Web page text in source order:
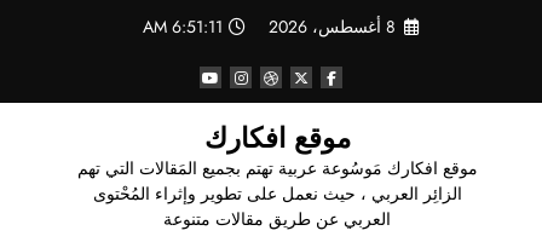
8 أغسطس، 2026 6:51:12 AM
موقع افكارك
موقع افكارك مَوسُوعة عربية تهتم بجميع المَقالات التي تهم
الزائِر العربي ، حيث نعمل على تطوير وإثراء المُحْتوى
العربي عن طريق مقالات متنوعة